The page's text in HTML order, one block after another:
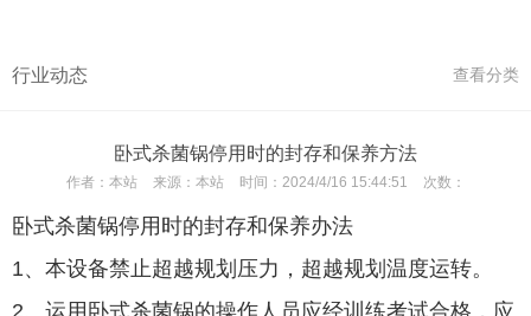
行业动态 查看分类
卧式杀菌锅停用时的封存和保养方法
作者： 本站 来源： 本站 时间： 2024/4/16 15:44:51 次数：
卧式杀菌锅停用时的封存和保养办法
1、本设备禁止超越规划压力，超越规划温度运转。